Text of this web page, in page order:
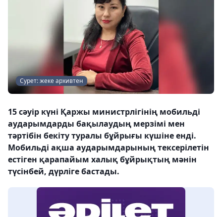
Сурет: жеке архивтен
15 сәуір күні Қаржы министрлігінің мобильді
аударымдарды бақылаудың мерзімі мен
тәртібін бекіту туралы бұйрығы күшіне енді.
Мобильді ақша аударымдарының тексерілетін
естіген қарапайым халық бұйрықтың мәнін
түсінбей, дүрліге бастады.